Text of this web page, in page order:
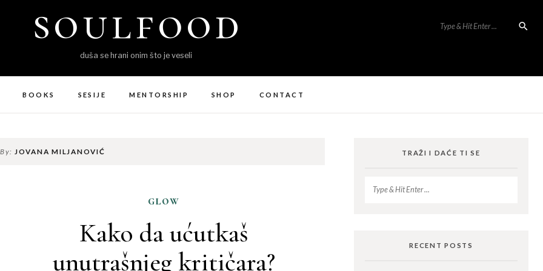
soulfood
duša se hrani onim što je veseli
BOOKS SESIJE MENTORSHIP SHOP CONTACT
JOVANA MILJANOVIĆ
glow
Kako da ućutkaš
unutrašnjeg kritičara?
TRAŽI I DAĆE TI SE
RECENT POSTS